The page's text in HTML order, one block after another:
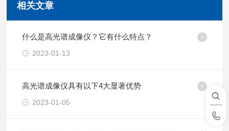
相关文章
什么是高光谱成像仪？它有什么特点？
2023-01-13
高光谱成像仪具有以下4大显著优势
2023-01-05